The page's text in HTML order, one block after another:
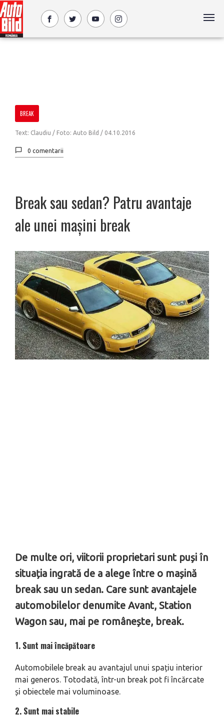
BREAK
Text: Claudiu / Foto: Auto Bild / 04.10.2016
0 comentarii
Break sau sedan? Patru avantaje
ale unei mașini break
De multe ori, viitorii proprietari sunt puși în
situația ingrată de a alege între o mașină
break sau un sedan. Care sunt avantajele
automobilelor denumite Avant, Station
Wagon sau, mai pe românește, break.
1. Sunt mai încăpătoare
Automobilele break au avantajul unui spațiu interior
mai generos. Totodată, într-un break pot fi încărcate
și obiectele mai voluminoase.
2. Sunt mai stabile